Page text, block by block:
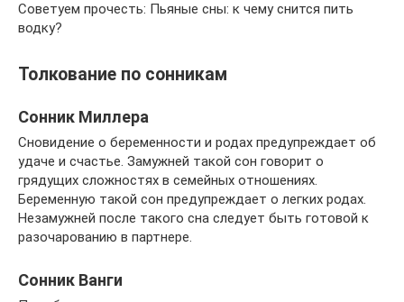
Советуем прочесть: Пьяные сны: к чему снится пить
водку?
Толкование по сонникам
Сонник Миллера
Сновидение о беременности и родах предупреждает об
удаче и счастье. Замужней такой сон говорит о
грядущих сложностях в семейных отношениях.
Беременную такой сон предупреждает о легких родах.
Незамужней после такого сна следует быть готовой к
разочарованию в партнере.
Сонник Ванги